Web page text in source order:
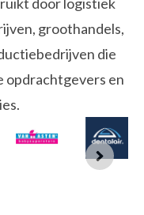
groothandels,
die
opdrachtgevers en